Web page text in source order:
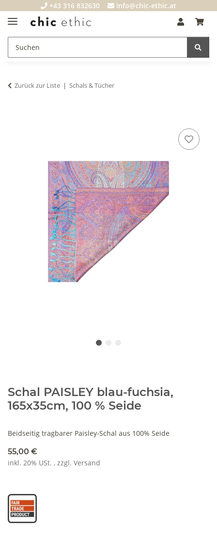
+43 316 832630 info@chic-ethic.at
Zurück zur Liste Schals & Tücher
Schal PAISLEY blau-fuchsia,
165x35cm, 100 % Seide
Beidseitig tragbarer Paisley-Schal aus 100% Seide
55,00 €
inkl. 20% USt. , zzgl. Versand